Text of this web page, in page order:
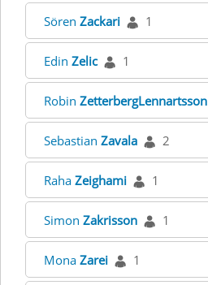
Sören Zackari 1
Edin Zelic 1
Robin ZetterbergLennartsson
Sebastian Zavala 2
Raha Zeighami 1
Simon Zakrisson 1
Mona Zarei 1